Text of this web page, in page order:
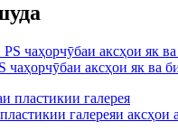
чаҳорчӯбаи аксҳои як ва
галереяи аксҳои